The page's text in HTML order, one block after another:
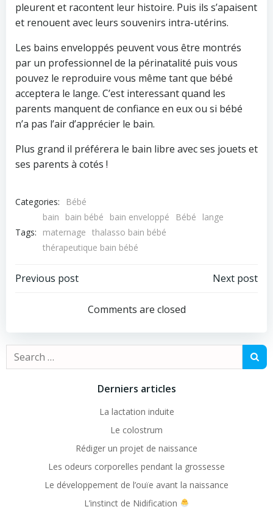
pleurent et racontent leur histoire. Puis ils s’apaisent
et renouent avec leurs souvenirs intra-utérins.
Les bains enveloppés peuvent vous être montrés
par un professionnel de la périnatalité puis vous
pouvez le reproduire vous même tant que bébé
acceptera le lange. C’est interessant quand les
parents manquent de confiance en eux ou si bébé
n’a pas l’air d’apprécier le bain.
Plus grand il préférera le bain libre avec ses jouets et
ses parents à cotés !
Categories: Bébé
Tags:
bain bain bébé bain enveloppé Bébé
lange
maternage thalasso bain bébé
thérapeutique bain bébé
Post
navigation
Previous post
navigation
Next post
Comments are closed
Search
for:
Derniers articles
La lactation induite
Le colostrum
Rédiger un projet de naissance
Les odeurs corporelles pendant la grossesse
Le développement de l’ouïe avant la naissance
L’instinct de Nidification